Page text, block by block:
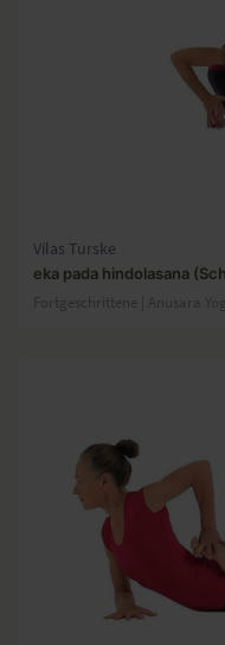
Vilas Turske
eka pada hindolasana
Fortgeschrittene | Anusara